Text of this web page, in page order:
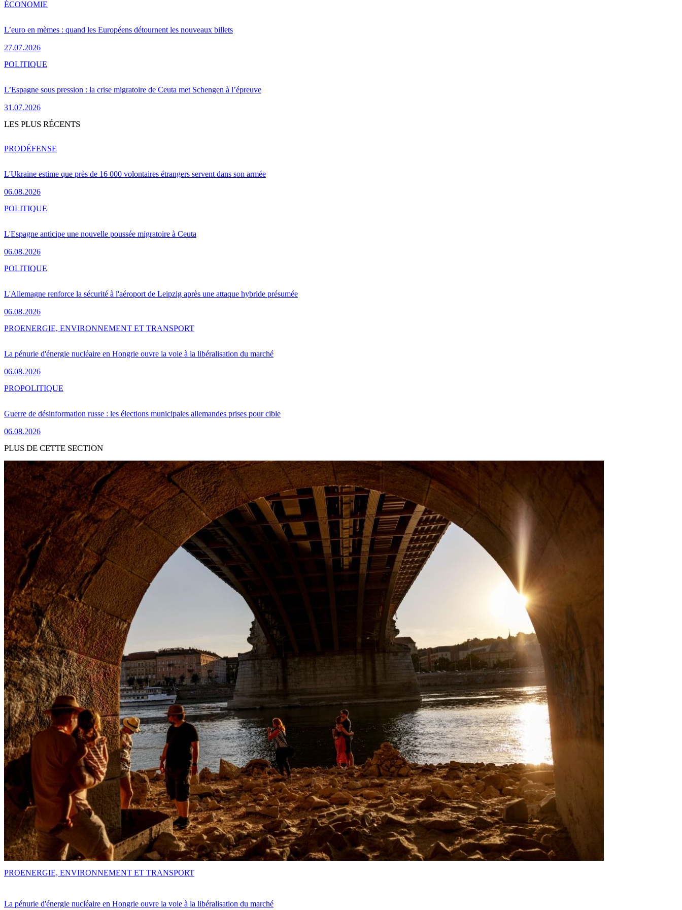
L’euro en mèmes : quand les Européens détournent les nouveaux billets
27.07.2026
ÉCONOMIE
L’Espagne sous pression : la crise migratoire de Ceuta met Schengen à l’épreuve
31.07.2026
POLITIQUE
LES PLUS RÉCENTS
L'Ukraine estime que près de 16 000 volontaires étrangers servent dans son armée
06.08.2026
PRODÉFENSE
L'Espagne anticipe une nouvelle poussée migratoire à Ceuta
06.08.2026
POLITIQUE
L'Allemagne renforce la sécurité à l'aéroport de Leipzig après une attaque hybride présumée
06.08.2026
POLITIQUE
La pénurie d'énergie nucléaire en Hongrie ouvre la voie à la libéralisation du marché
06.08.2026
PROENERGIE, ENVIRONNEMENT ET TRANSPORT
Guerre de désinformation russe : les élections municipales allemandes prises pour cible
06.08.2026
PROPOLITIQUE
PLUS DE CETTE SECTION
La pénurie d'énergie nucléaire en Hongrie ouvre la voie à la libéralisation du marché
PROENERGIE, ENVIRONNEMENT ET TRANSPORT